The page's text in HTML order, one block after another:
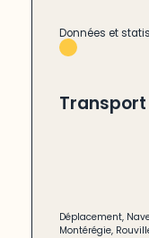
Données et
Déplacement,
Montérégie,